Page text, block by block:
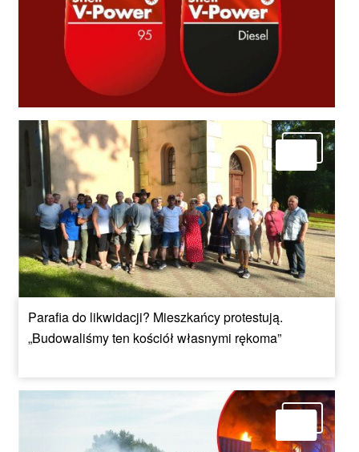
Parafia do likwidacji? Mieszkańcy protestują.
„Budowaliśmy ten kościół własnymi rękoma”